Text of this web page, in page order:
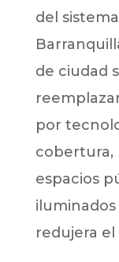
del
de ciudad
por
cobertura,
espacios
iluminados
redujera